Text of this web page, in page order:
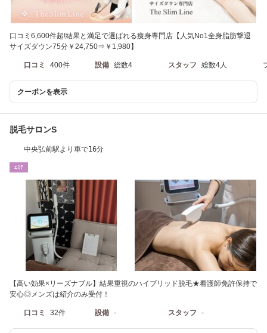
口コミ6,600件超!結果と満足で選ばれる痩身専門店【人気No1全身脂肪撃退
サイズダウン75分￥24,750⇒￥1,980】
口コミ 400件 設備 総数4 スタッフ 総数4人
クーポンを表示
脱毛サロンS
中央弘前駅より車で16分
ｴｽﾃ
【高い効果×リーズナブル】結果重視のハイブリッド脱毛★看護師免許保持で
安心◎メンズは紹介のみ受付！
口コミ 32件 設備 - スタッフ -